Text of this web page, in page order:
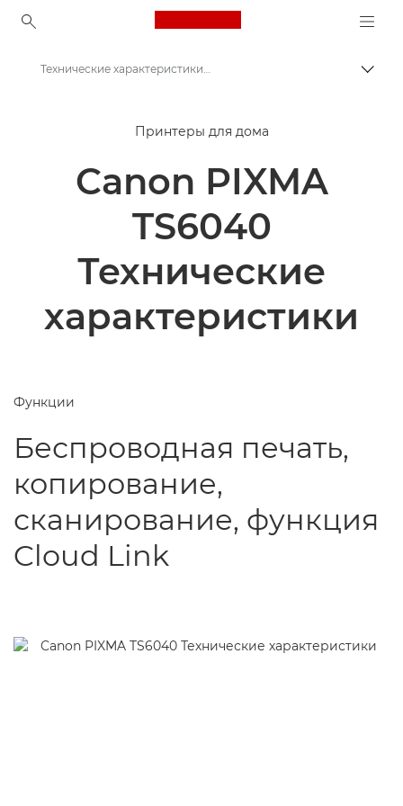
Canon Logo, back to
Принтеры Canon
PIXMA TS6040 - Принтеры
Технические характеристики - PIXMA TS6040
Принтеры для дома
Canon PIXMA
TS6040
Технические
характеристики
Функции
Беспроводная печать,
копирование,
сканирование, функция
Cloud Link